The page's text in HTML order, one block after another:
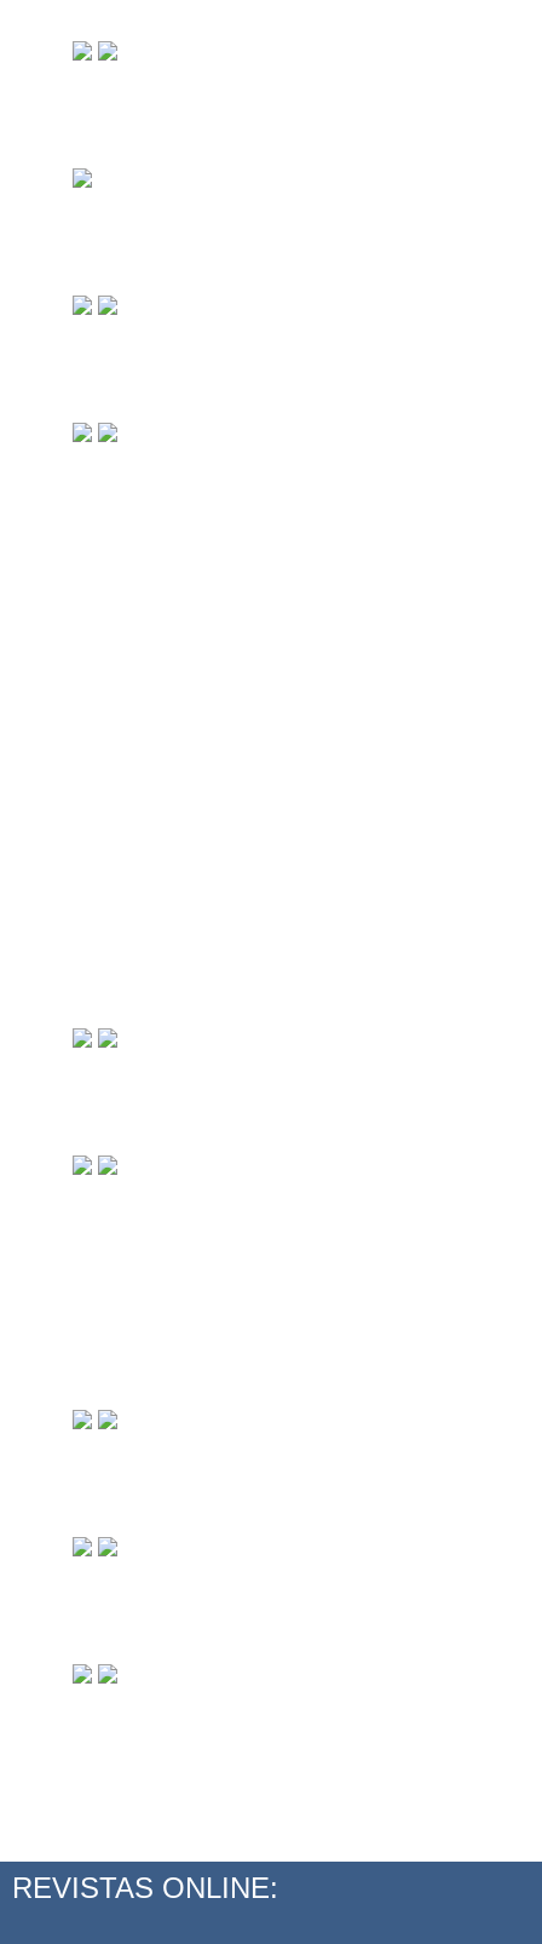
REVISTAS ONLINE: